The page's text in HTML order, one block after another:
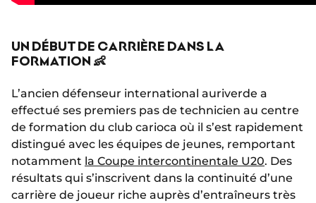
UN DÉBUT DE CARRIÈRE DANS LA
FORMATION 👶
L’ancien défenseur international auriverde a
effectué ses premiers pas de technicien au centre
de formation du club carioca où il s’est rapidement
distingué avec les équipes de jeunes, remportant
notamment la Coupe intercontinentale U20. Des
résultats qui s’inscrivent dans la continuité d’une
carrière de joueur riche auprès d’entraîneurs très